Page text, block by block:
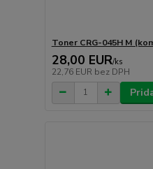
Toner CRG-045H M
28,00 EUR/ks
22,76 EUR bez DPH